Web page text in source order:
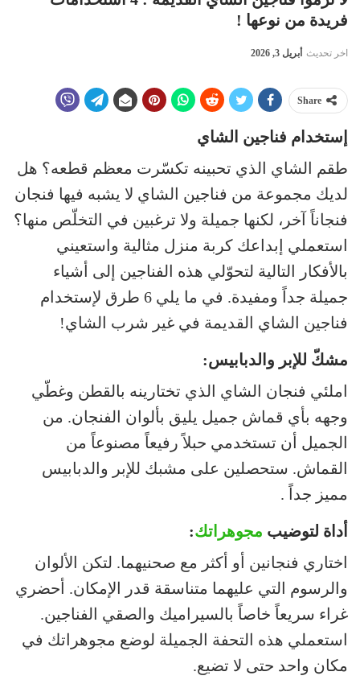
فريدة من نوعها !
اخر تحديث أبريل 3, 2026
Share
إستخدام فناجين الشاي
طقم الشاي الذي تحبينه تكسّرت معظم قطعه؟ هل
لديك مجموعة من فناجين الشاي لا يشبه فيها فنجان
فنجاناً آخر، لكنها جميلة ولا ترغبين في التخلّص منها؟
استعملي إبداعك كربة منزل مثالية واستعيني
بالأفكار التالية لتحوّلي هذه الفناجين إلى أشياء
جميلة جداً ومفيدة. في ما يلي 6 طرق لإستخدام
فناجين الشاي القديمة في غير شرب الشاي!
مشكّ للإبر والدبابيس:
املئي فنجان الشاي الذي تختارينه بالقطن وغطّي
وجهه بأي قماش جميل يليق بألوان الفنجان. من
الجميل أن تستخدمي حبلاً رفيعاً مصنوعاً من
القماش. ستحصلين على مشبك للإبر والدبابيس
مميز جداً .
أداة لتوضيب مجوهراتك:
اختاري فنجانين أو أكثر مع صحنيهما. لتكن الألوان
والرسوم التي عليهما متناسقة قدر الإمكان. أحضري
غراء سريعاً خاصاً بالسيراميك والصقي الفناجين.
استعملي هذه التحفة الجميلة لوضع مجوهراتك في
مكان واحد حتى لا تضيع.